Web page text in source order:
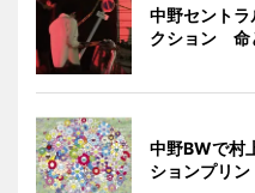
中野セント
クション 命
中野BWで村
ションプリ